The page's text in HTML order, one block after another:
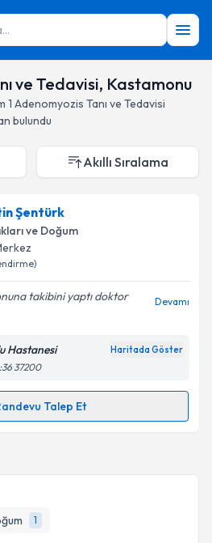
ve Tedavisi, Kastamonu
1 Adenomyozis Tanı ve Tedavisi
bulundu
1
Akıllı Sıralama
Şentürk
ve Doğum
takibini yaptı doktor
Devamı
Hastanesi Haritada Göster
37200
Talep Et
Talebi
e-posta ile bilgilendireceğiz.